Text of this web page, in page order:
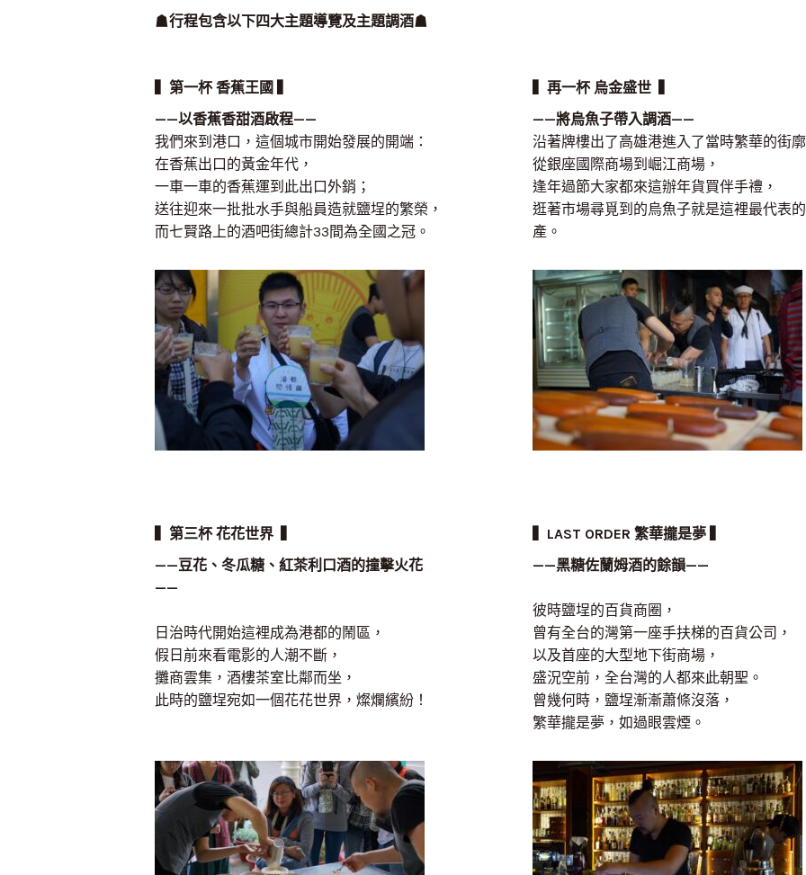
☗行程包含以下四大主題導覽及主題調酒☗
▍第一杯 香蕉王國 ▍
——以香蕉香甜酒啟程——
我們來到港口，這個城市開始發展的開端：
在香蕉出口的黃金年代，
一車一車的香蕉運到此出口外銷；
送往迎來一批批水手與船員造就鹽埕的繁榮，
而七賢路上的酒吧街總計33間為全國之冠。
▍再一杯 烏金盛世 ▍
——將烏魚子帶入調酒——
沿著牌樓出了高雄港進入了當時繁華的街
從銀座國際商場到崛江商場，
逢年過節大家都來這辦年貨買伴手禮，
逛著市場尋覓到的烏魚子就是這裡最代表
產。
▍第三杯 花花世界 ▍
——豆花、冬瓜糖、紅茶利口酒的撞擊火花
——
日治時代開始這裡成為港都的鬧區，
假日前來看電影的人潮不斷，
攤商雲集，酒樓茶室比鄰而坐，
此時的鹽埕宛如一個花花世界，燦爛繽紛！
▍LAST ORDER 繁華攏是夢 ▍
——黑糖佐蘭姆酒的餘韻——
彼時鹽埕的百貨商圈，
曾有全台的灣第一座手扶梯的百貨公司，
以及首座的大型地下街商場，
盛況空前，全台灣的人都來此朝聖。
曾幾何時，鹽埕漸漸蕭條沒落，
繁華攏是夢，如過眼雲煙。